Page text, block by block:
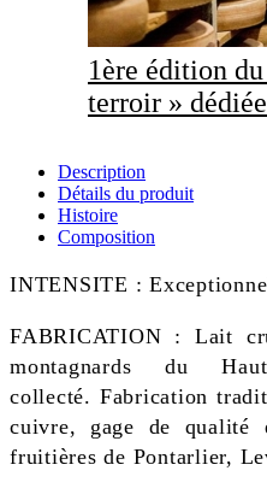
1ère édition
terroir »
Description
Détails du produit
Histoire
Composition
INTENSITE :
FABRICATION : Lait
montagnards du
collecté. Fabrication
cuivre, gage de qualité
fruitières de Pontarlier,